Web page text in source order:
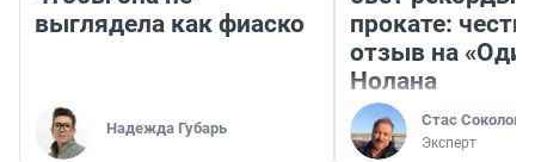
выглядела как фиаско
Надежда Губарь
прокате:
отзыв на
Нолана
Стас Соколов
Эксперт